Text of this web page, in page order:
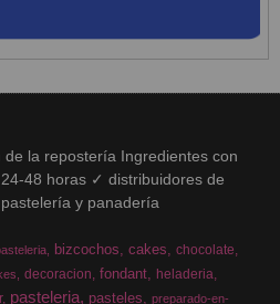
la repostería Ingredientes con
48 horas ✓ distribuidores de
y panadería
bizcochos cakes chocolate
decoracion fondant
heladeria
pasteleria pasteles
preparado-en-